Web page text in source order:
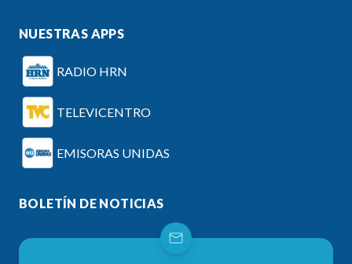
NUESTRAS APPS
RADIO HRN
TELEVICENTRO
EMISORAS UNIDAS
BOLETÍN DE NOTICIAS